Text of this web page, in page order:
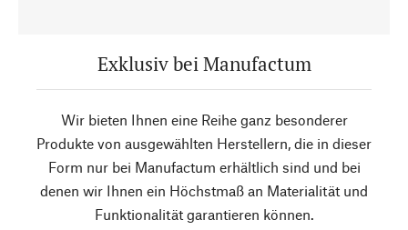
Exklusiv bei Manufactum
Wir bieten Ihnen eine Reihe ganz besonderer
Produkte von ausgewählten Herstellern, die in dieser
Form nur bei Manufactum erhältlich sind und bei
denen wir Ihnen ein Höchstmaß an Materialität und
Funktionalität garantieren können.